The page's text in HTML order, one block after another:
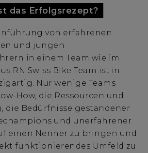
das Erfolgsrezept?
von erfahrenen
und jungen
in einem Team wie im
RN Swiss Bike Team ist in
Nur wenige Teams
How, die Ressourcen und
die Bedürfnisse gestandener
und unerfahrener
einen Nenner zu bringen und
funktionierendes Umfeld zu